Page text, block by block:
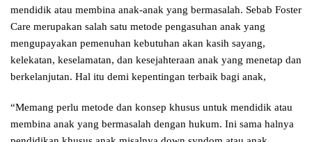
mendidik atau membina anak-anak yang bermasalah. Sebab Foster
Care merupakan salah satu metode pengasuhan anak yang
mengupayakan pemenuhan kebutuhan akan kasih sayang,
kelekatan, keselamatan, dan kesejahteraan anak yang menetap dan
berkelanjutan. Hal itu demi kepentingan terbaik bagi anak,
“Memang perlu metode dan konsep khusus untuk mendidik atau
membina anak yang bermasalah dengan hukum. Ini sama halnya